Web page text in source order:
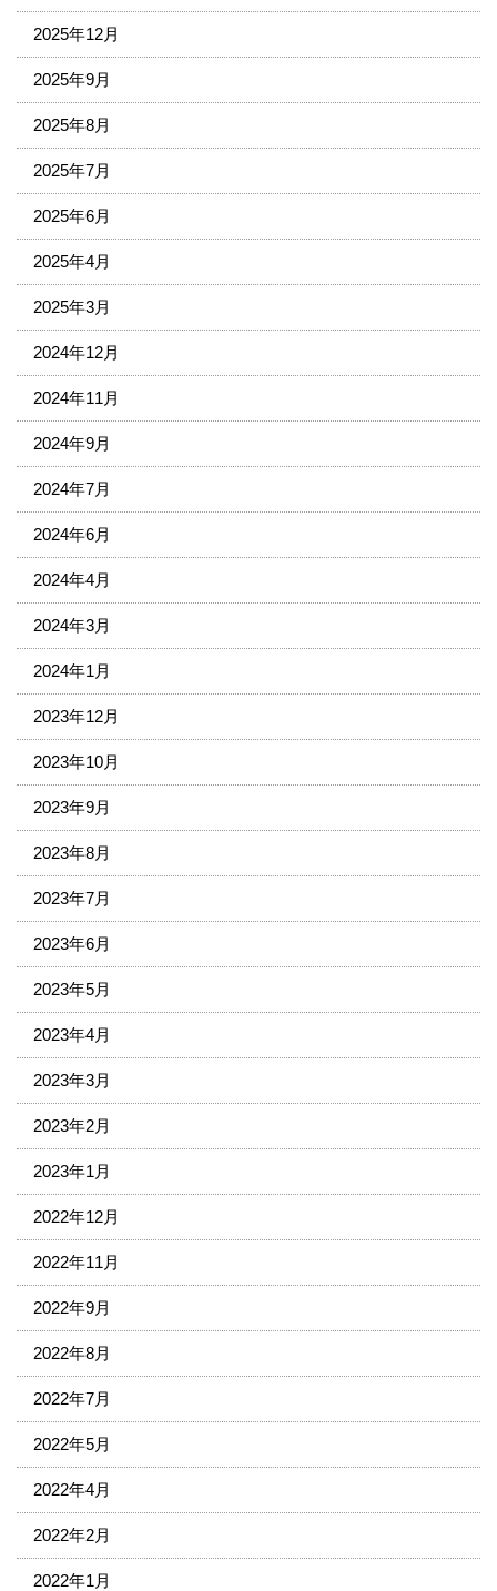
2025年12月
2025年9月
2025年8月
2025年7月
2025年6月
2025年4月
2025年3月
2024年12月
2024年11月
2024年9月
2024年7月
2024年6月
2024年4月
2024年3月
2024年1月
2023年12月
2023年10月
2023年9月
2023年8月
2023年7月
2023年6月
2023年5月
2023年4月
2023年3月
2023年2月
2023年1月
2022年12月
2022年11月
2022年9月
2022年8月
2022年7月
2022年5月
2022年4月
2022年2月
2022年1月